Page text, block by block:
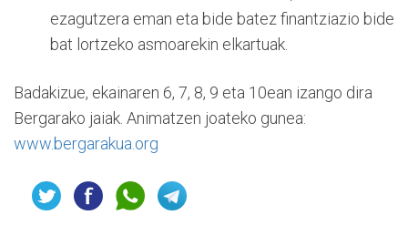
ezagutzera eman eta bide batez finantziazio bide
bat lortzeko asmoarekin elkartuak.
Badakizue, ekainaren 6, 7, 8, 9 eta 10ean izango dira
Bergarako jaiak. Animatzen joateko gunea:
www.bergarakua.org